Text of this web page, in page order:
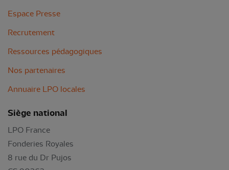
Espace Presse
Recrutement
Ressources pédagogiques
Nos partenaires
Annuaire LPO locales
Siège national
LPO France
Fonderies Royales
8 rue du Dr Pujos